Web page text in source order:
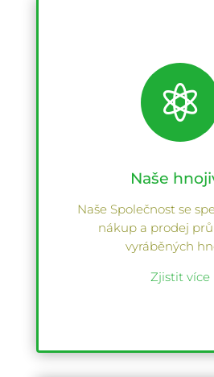

Naše
Naše Společnost se
nákup a prodej
vyráběných
Zjistit více